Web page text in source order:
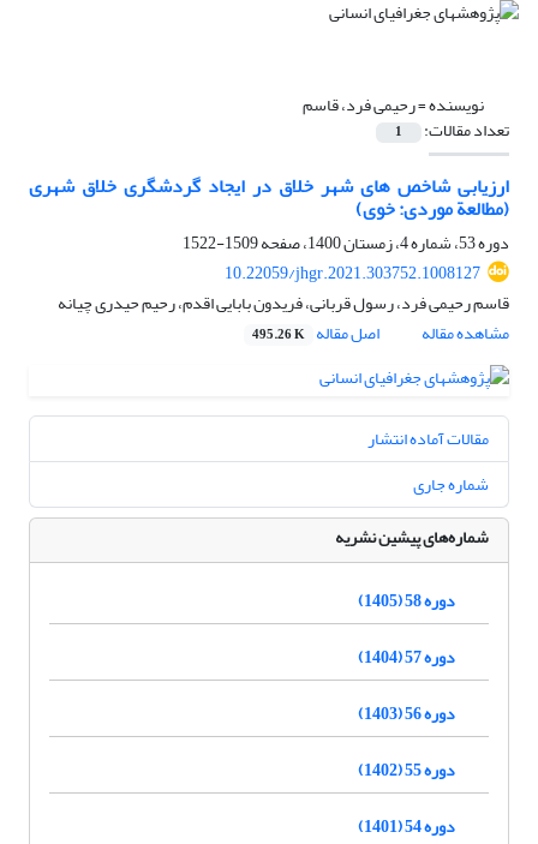
نویسنده =رحیمی فرد، قاسم
تعداد مقالات: 1
ارزیابی شاخص ‏های شهر خلاق در ایجاد گردشگری خلاق شهری
(مطالعة موردی: خوی)
دوره 53، شماره 4، زمستان 1400، صفحه
1509-1522
10.22059/jhgr.2021.303752.1008127
قاسم رحیمی فرد، رسول قربانی، فریدون بابایی اقدم، رحیم حیدری چیانه
مشاهده مقاله
اصل مقاله 495.26 K
مقالات آماده انتشار
شماره جاری
شماره‌های پیشین نشریه
دوره 58 (1405)
دوره 57 (1404)
دوره 56 (1403)
دوره 55 (1402)
دوره 54 (1401)